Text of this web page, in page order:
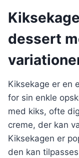
dessert
Kiksekage er en
for sin enkle
med kiks, ofte
creme, der kan
Kiksekagen er
den kan